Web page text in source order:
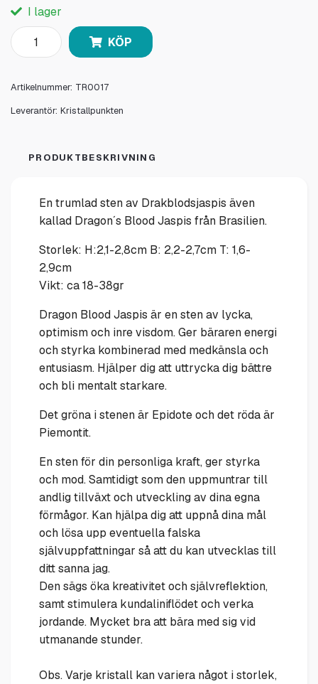
I lager
KÖP
Artikelnummer: TR0017
Leverantör: Kristallpunkten
PRODUKTBESKRIVNING
En trumlad sten av Drakblodsjaspis även
kallad Dragon´s Blood Jaspis från Brasilien.
Storlek: H:2,1-2,8cm B: 2,2-2,7cm T: 1,6-
2,9cm
Vikt: ca 18-38gr
Dragon Blood Jaspis är en sten av lycka,
optimism och inre visdom. Ger bäraren energi
och styrka kombinerad med medkänsla och
entusiasm. Hjälper dig att uttrycka dig bättre
och bli mentalt starkare.
Det gröna i stenen är Epidote och det röda är
Piemontit.
En sten för din personliga kraft, ger styrka
och mod. Samtidigt som den uppmuntrar till
andlig tillväxt och utveckling av dina egna
förmågor. Kan hjälpa dig att uppnå dina mål
och lösa upp eventuella falska
självuppfattningar så att du kan utvecklas till
ditt sanna jag.
Den sägs öka kreativitet och självreflektion,
samt stimulera kundaliniflödet och verka
jordande. Mycket bra att bära med sig vid
utmanande stunder.
Obs. Varje kristall kan variera något i storlek,